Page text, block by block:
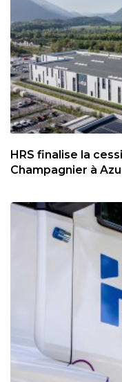
HRS finalise la
Champagnier à